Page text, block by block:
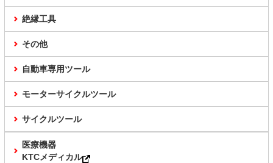
絶縁工具
その他
自動車専用ツール
モーターサイクルツール
サイクルツール
医療機器
KTCメディカル